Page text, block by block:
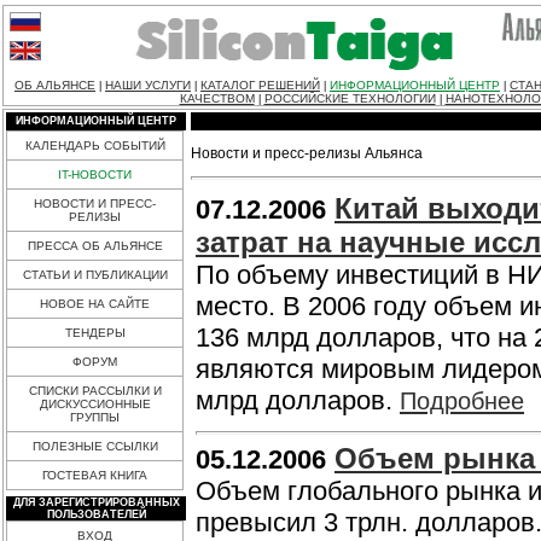
ОБ АЛЬЯНСЕ НАШИ УСЛУГИ КАТАЛОГ РЕШЕНИЙ ИНФОРМАЦИОННЫЙ ЦЕНТР
КАЧЕСТВОМ
РОССИЙСКИЕ ТЕХНОЛОГИИ
ИНФОРМАЦИОННЫЙ ЦЕНТР
КАЛЕНДАРЬ СОБЫТИЙ
IT-НОВОСТИ
НОВОСТИ И ПРЕСС-
РЕЛИЗЫ
ПРЕССА ОБ АЛЬЯНСЕ
СТАТЬИ И ПУБЛИКАЦИИ
НОВОЕ НА САЙТЕ
ТЕНДЕРЫ
ФОРУМ
СПИСКИ РАССЫЛКИ И
ДИСКУССИОННЫЕ
ГРУППЫ
ПОЛЕЗНЫЕ ССЫЛКИ
ГОСТЕВАЯ КНИГА
ДЛЯ ЗАРЕГИСТРИРОВАННЫХ
ПОЛЬЗОВАТЕЛЕЙ
ВХОД
Новости и пресс-релизы Альянса
07.12.2006 Китай
затрат на научные
По объему инвестиций в
место. В 2006 году объем
136 млрд долларов, что
являются мировым
млрд долларов. Подробнее
05.12.2006 Объем рынка
Объем глобального рынка
превысил 3 трлн.